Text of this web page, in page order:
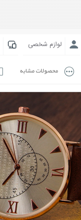
لوازم شخصی
محصولات مشابه